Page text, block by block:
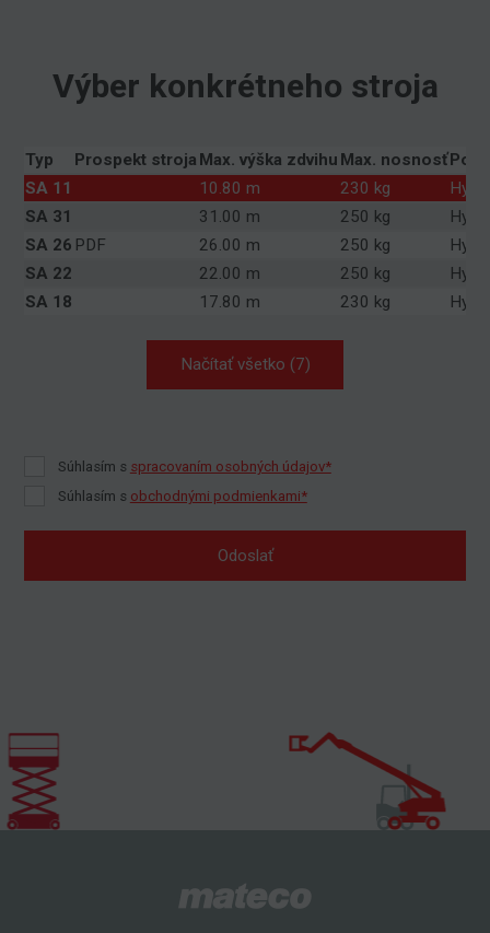
Výber konkrétneho stroja
Typ Prospekt stroja Max. výška zdvihu Max. nosnosť
SA 11
10.80 m 230 kg
SA 31
31.00 m 250 kg
SA 26 PDF 26.00 m 250 kg
SA 22
22.00 m 250 kg
SA 18
17.80 m 230 kg
Načítať všetko (7)
Súhlasím s spracovaním osobných údajov*
Súhlasím s obchodnými podmienkami*
Odoslať